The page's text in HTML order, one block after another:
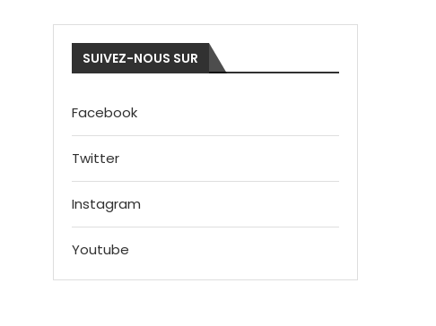
SUIVEZ-NOUS SUR
Facebook
Twitter
Instagram
Youtube